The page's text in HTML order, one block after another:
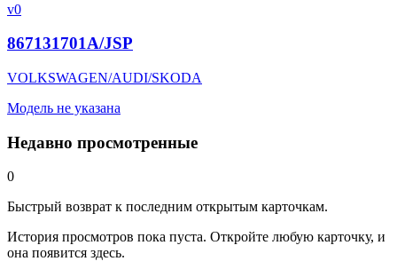
v0
867131701A/JSP
VOLKSWAGEN/AUDI/SKODA
Модель не указана
Недавно просмотренные
0
Быстрый возврат к последним открытым карточкам.
История просмотров пока пуста. Откройте любую карточку, и
она появится здесь.